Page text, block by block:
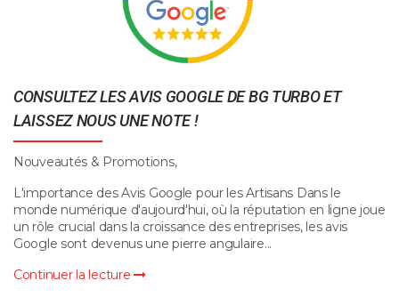
CONSULTEZ LES AVIS GOOGLE DE BG TURBO ET
LAISSEZ NOUS UNE NOTE !
Nouveautés & Promotions,
L'importance des Avis Google pour les Artisans Dans le
monde numérique d'aujourd'hui, où la réputation en ligne joue
un rôle crucial dans la croissance des entreprises, les avis
Google sont devenus une pierre angulaire...
Continuer la lecture